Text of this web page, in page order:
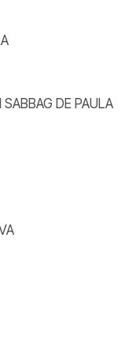
DE PAULA